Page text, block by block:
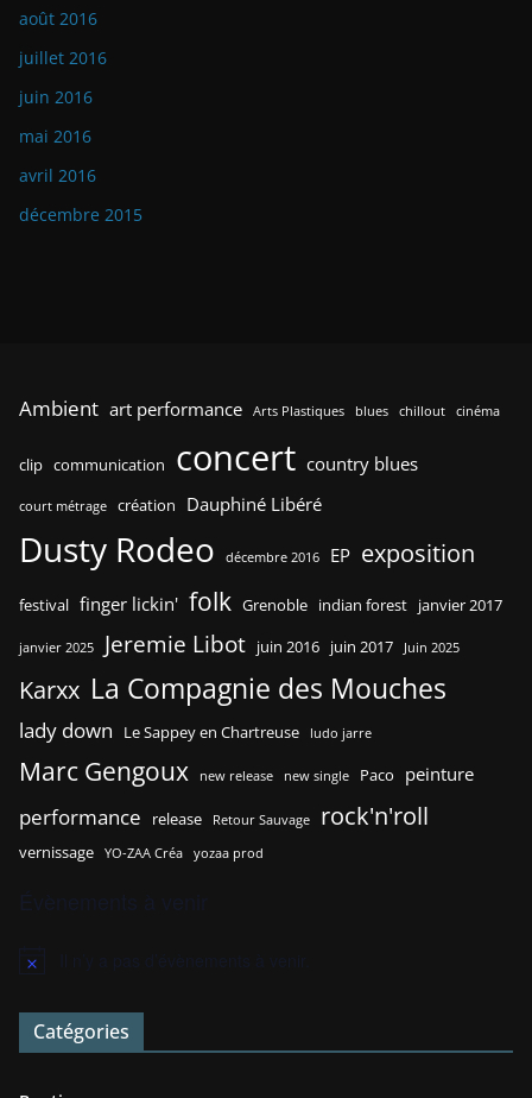
août 2016
juillet 2016
juin 2016
mai 2016
avril 2016
décembre 2015
Ambient art performance Arts Plastiques blues chillout cinéma
clip communication concert country blues
court métrage création Dauphiné Libéré
Dusty Rodeo décembre 2016 EP exposition
festival finger lickin' folk Grenoble indian forest janvier 2017
janvier 2025 Jeremie Libot juin 2016 juin 2017 Juin 2025
Karxx La Compagnie des Mouches
lady down Le Sappey en Chartreuse ludo jarre
Marc Gengoux new release new single Paco peinture
performance release Retour Sauvage rock'n'roll
vernissage YO-ZAA Créa yozaa prod
N
t
c
Catégories